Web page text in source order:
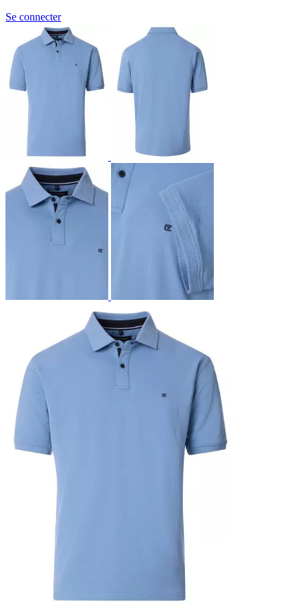
Se connecter